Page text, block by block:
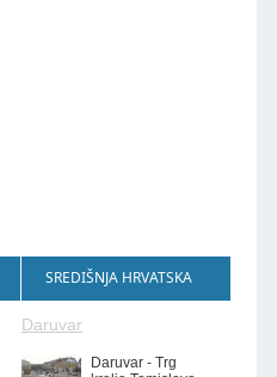
SREDIŠNJA HRVATSKA
Daruvar
Daruvar - Trg